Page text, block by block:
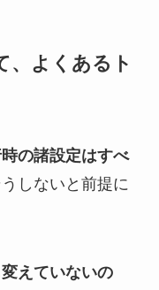
、よくあるト
の諸設定はすべ
しないと前提に
えていないの